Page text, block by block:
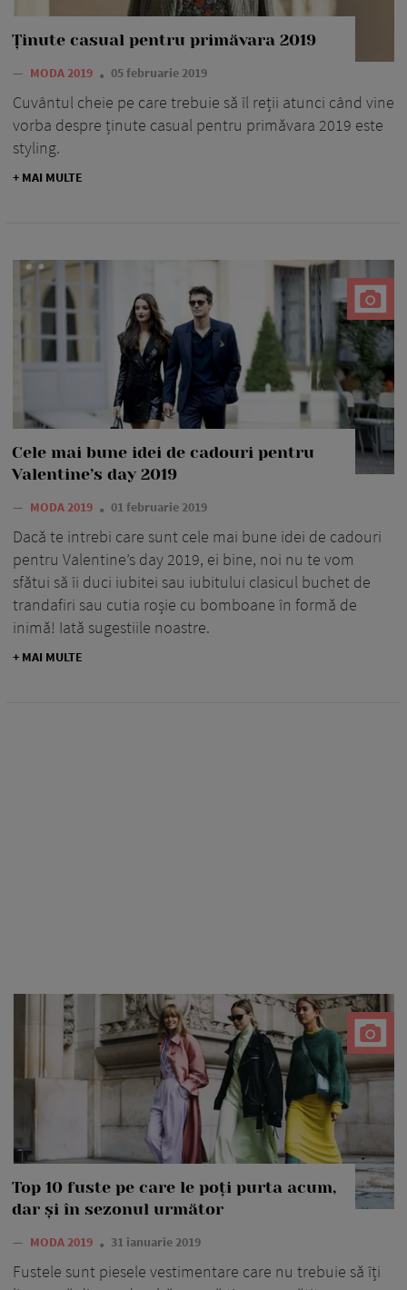
Ținute casual pentru primăvara 2019
— MODA 2019 05 februarie 2019
Cuvântul cheie pe care trebuie să îl reții atunci când vine
vorba despre ținute casual pentru primăvara 2019 este
styling.
+ MAI MULTE
Cele mai bune idei de cadouri pentru
Valentine’s day 2019
— MODA 2019 01 februarie 2019
Dacă te intrebi care sunt cele mai bune idei de cadouri
pentru Valentine’s day 2019, ei bine, noi nu te vom
sfătui să îi duci iubitei sau iubitului clasicul buchet de
trandafiri sau cutia roșie cu bomboane în formă de
inimă! Iată sugestiile noastre.
+ MAI MULTE
Top 10 fuste pe care le poți purta acum,
dar și în sezonul următor
— MODA 2019 31 ianuarie 2019
Fustele sunt piesele vestimentare care nu trebuie să îți